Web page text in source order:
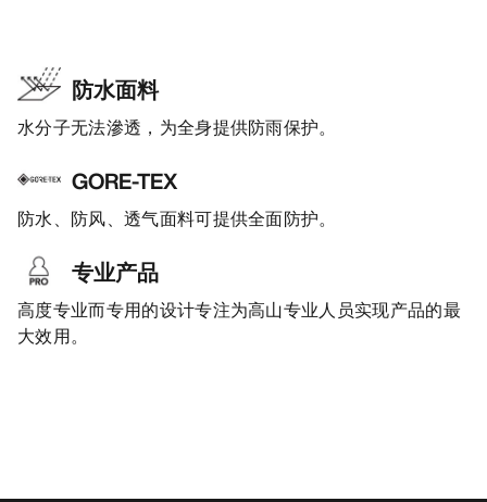
防水面料
水分子无法滲透，为全身提供防雨保护。
GORE-TEX
防水、防风、透气面料可提供全面防护。
专业产品
高度专业而专用的设计专注为高山专业人员实现产品的最
大效用。